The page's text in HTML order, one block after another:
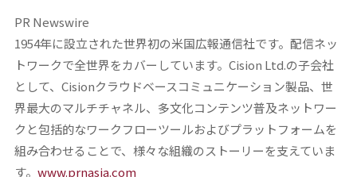
PR Newswire
1954年に設立された世界初の米国広報通信社です。配信ネッ
トワークで全世界をカバーしています。Cision Ltd.の子会社
として、Cisionクラウドベースコミュニケーション製品、世
界最大のマルチチャネル、多文化コンテンツ普及ネットワー
クと包括的なワークフローツールおよびプラットフォームを
組み合わせることで、様々な組織のストーリーを支えていま
す。 www.prnasia.com